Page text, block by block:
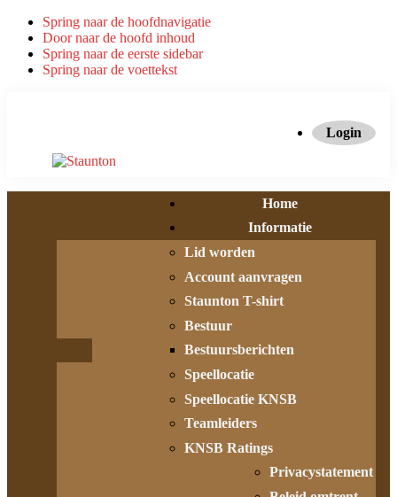
Spring naar de hoofdnavigatie
Door naar de hoofd inhoud
Spring naar de eerste sidebar
Spring naar de voettekst
Login
Home
Informatie
Lid worden
Account aanvragen
Staunton T-shirt
Bestuur
Bestuursberichten
Speellocatie
Speellocatie KNSB
Teamleiders
KNSB Ratings
Privacystatement